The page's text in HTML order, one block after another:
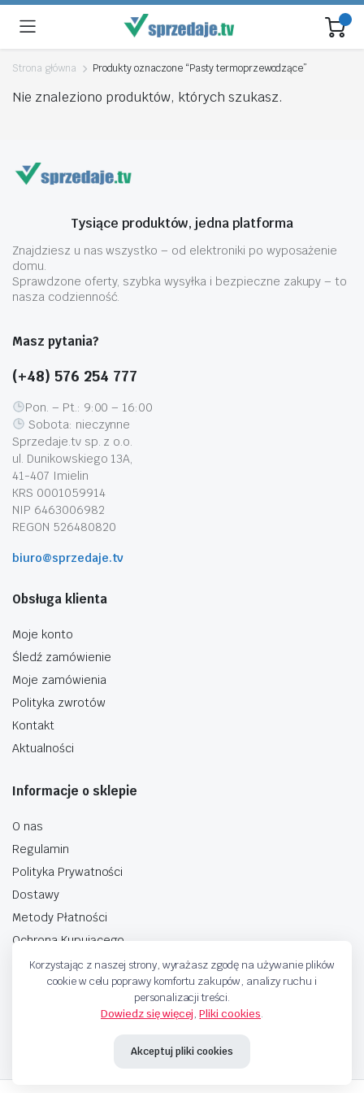
Strona główna Produkty oznaczone “Pasty termoprzewodzące”
Nie znaleziono produktów, których szukasz.
Tysiące produktów, jedna platforma
Znajdziesz u nas wszystko – od elektroniki po wyposażenie
domu.
Sprawdzone oferty, szybka wysyłka i bezpieczne zakupy – to
nasza codzienność.
Masz pytania?
(+48) 576 254 777
Pon. – Pt.: 9:00 – 16:00
Sobota: nieczynne
Sprzedaje.tv sp. z o.o.
ul. Dunikowskiego 13A,
41-407 Imielin
KRS 0001059914
NIP 6463006982
REGON 526480820
biuro@sprzedaje.tv
Obsługa klienta
Moje konto
Śledź zamówienie
Moje zamówienia
Polityka zwrotów
Kontakt
Aktualności
Informacje o sklepie
O nas
Regulamin
Polityka Prywatności
Dostawy
Metody Płatności
Ochrona Kupującego
Korzystając z naszej strony, wyrażasz zgodę na używanie plików
cookie w celu poprawy komfortu zakupów, analizy ruchu i
personalizacji treści.
Dowiedz się więcej,Pliki cookies.
Akceptuj pliki cookies